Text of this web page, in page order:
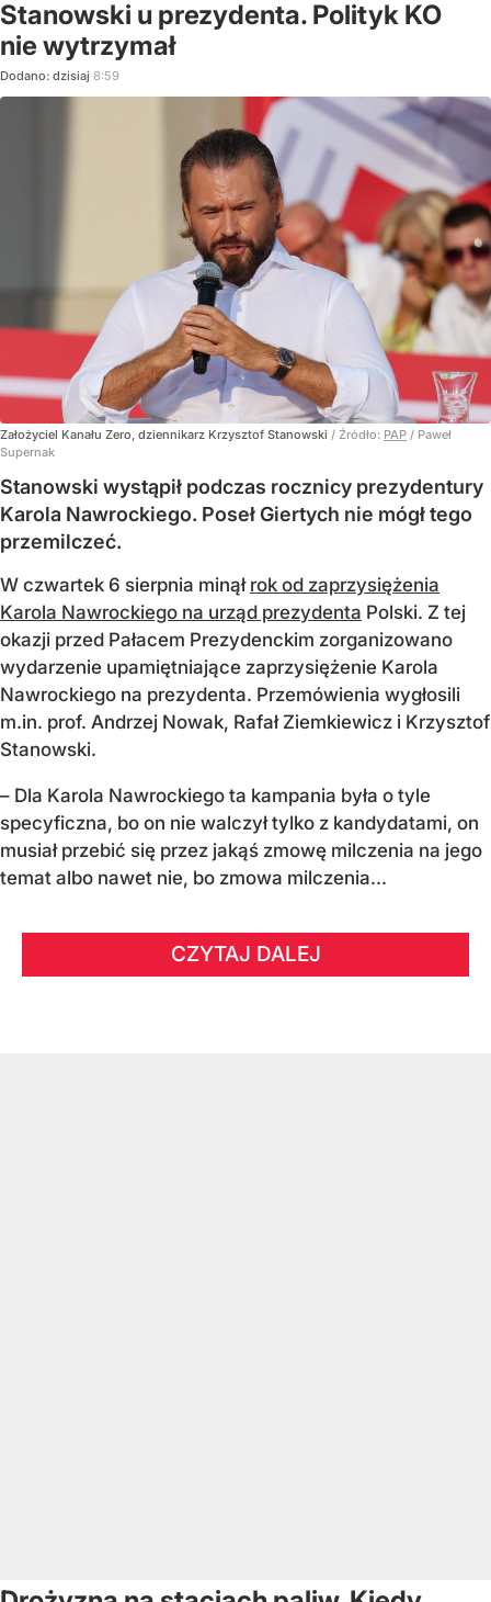
Stanowski u prezydenta. Polityk KO
nie wytrzymał
Dodano: dzisiaj 8:59
Założyciel Kanału Zero, dziennikarz Krzysztof Stanowski / Źródło: PAP / Paweł
Supernak
Stanowski wystąpił podczas rocznicy prezydentury
Karola Nawrockiego. Poseł Giertych nie mógł tego
przemilczeć.
W czwartek 6 sierpnia minął rok od zaprzysiężenia
Karola Nawrockiego na urząd prezydenta Polski. Z tej
okazji przed Pałacem Prezydenckim zorganizowano
wydarzenie upamiętniające zaprzysiężenie Karola
Nawrockiego na prezydenta. Przemówienia wygłosili
m.in. prof. Andrzej Nowak, Rafał Ziemkiewicz i Krzysztof
Stanowski.
– Dla Karola Nawrockiego ta kampania była o tyle
specyficzna, bo on nie walczył tylko z kandydatami, on
musiał przebić się przez jakąś zmowę milczenia na jego
temat albo nawet nie, bo zmowa milczenia...
CZYTAJ DALEJ